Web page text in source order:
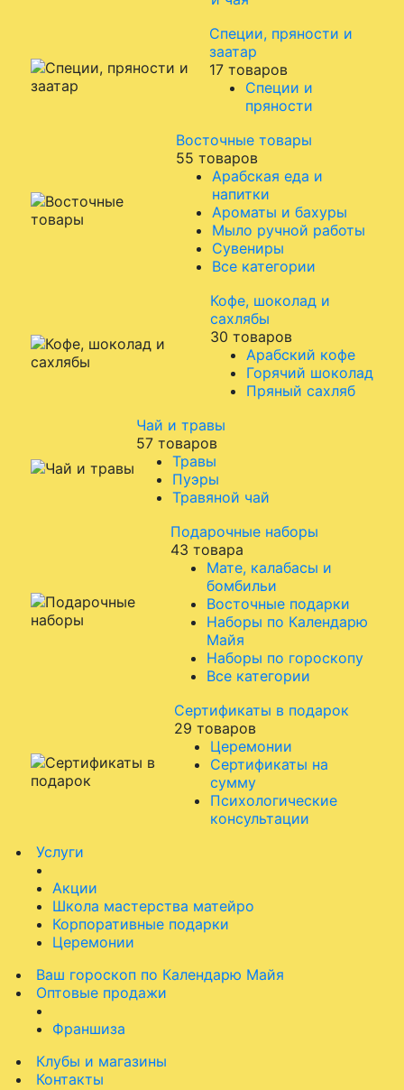
Специи, пряности и
заатар
17 товаров
Специи и
пряности
Восточные товары
55 товаров
Арабская еда и
напитки
Ароматы и бахуры
Мыло ручной работы
Сувениры
Все категории
Кофе, шоколад и
сахлябы
30 товаров
Арабский кофе
Горячий шоколад
Пряный сахляб
Чай и травы
57 товаров
Травы
Пуэры
Травяной чай
Подарочные наборы
43 товара
Мате, калабасы и
бомбильи
Восточные подарки
Наборы по Календарю
Майя
Наборы по гороскопу
Все категории
Сертификаты в подарок
29 товаров
Церемонии
Сертификаты на
сумму
Психологические
консультации
Услуги
Акции
Школа мастерства матейро
Корпоративные подарки
Церемонии
Ваш гороскоп по Календарю Майя
Оптовые продажи
Франшиза
Клубы и магазины
Контакты